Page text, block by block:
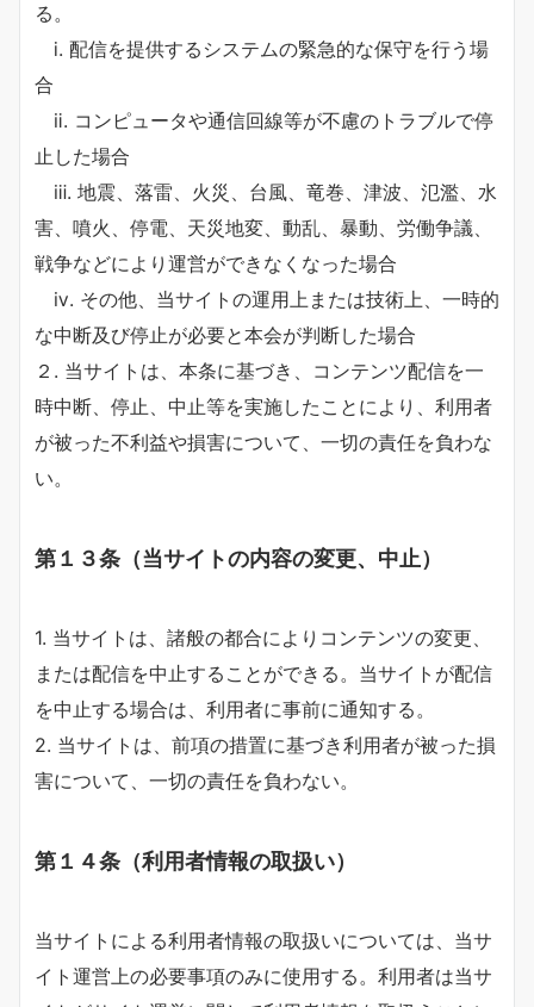
る。
ⅰ. 配信を提供するシステムの緊急的な保守を行う場
合
ⅱ. コンピュータや通信回線等が不慮のトラブルで停
止した場合
ⅲ. 地震、落雷、火災、台風、竜巻、津波、氾濫、水
害、噴火、停電、天災地変、動乱、暴動、労働争議、
戦争などにより運営ができなくなった場合
ⅳ. その他、当サイトの運用上または技術上、一時的
な中断及び停止が必要と本会が判断した場合
２. 当サイトは、本条に基づき、コンテンツ配信を一
時中断、停止、中止等を実施したことにより、利用者
が被った不利益や損害について、一切の責任を負わな
い。
第１３条（当サイトの内容の変更、中止）
1. 当サイトは、諸般の都合によりコンテンツの変更、
または配信を中止することができる。当サイトが配信
を中止する場合は、利用者に事前に通知する。
2. 当サイトは、前項の措置に基づき利用者が被った損
害について、一切の責任を負わない。
第１４条（利用者情報の取扱い）
当サイトによる利用者情報の取扱いについては、当サ
イト運営上の必要事項のみに使用する。利用者は当サ